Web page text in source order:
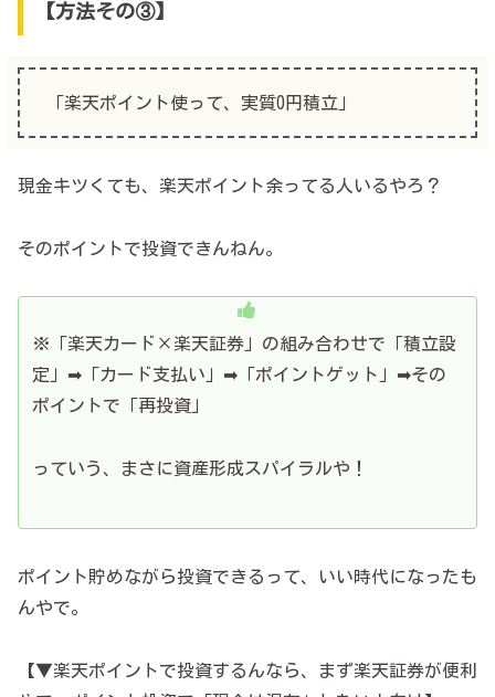
【方法その③】
「楽天ポイント使って、実質0円積立」
現金キツくても、楽天ポイント余ってる人いるやろ？
そのポイントで投資できんねん。
※「楽天カード×楽天証券」の組み合わせで「積立設
定」➡「カード支払い」➡「ポイントゲット」➡その
ポイントで「再投資」
っていう、まさに資産形成スパイラルや！
ポイント貯めながら投資できるって、いい時代になったも
んやで。
【▼楽天ポイントで投資するんなら、まず楽天証券が便利